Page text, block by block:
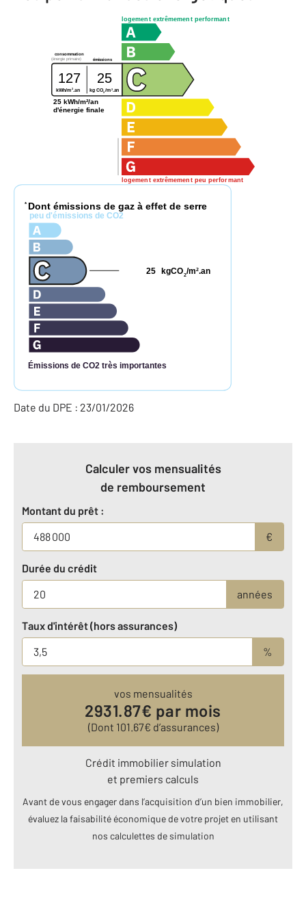
logement extrêmement performant
logement extrêmement peu performant
consommation
émissions
(énergie primaire)
127 25
kWh/m 2 .an kg CO2/m2.an
25 kWh/m²/an
d'énergie finale
* Dont émissions de gaz à effet de serre
peu d'émissions de CO2
Émissions de CO2 très importantes
kgCO2/m2.an
25
Date du DPE : 23/01/2026
Calculer vos mensualités
de remboursement
Montant du prêt :
€
Durée du crédit
années
Taux d'intérêt (hors assurances)
%
vos mensualités
2931.87€ par mois
(Dont 101.67€ d’assurances)
Crédit immobilier simulation
et premiers calculs
Avant de vous engager dans l’acquisition d’un bien immobilier,
évaluez la faisabilité économique de votre projet en utilisant
nos calculettes de simulation